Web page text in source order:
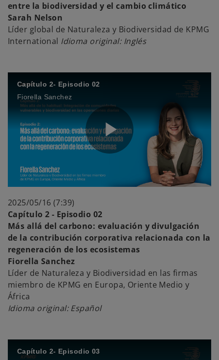
a
y
V
i
e
entre la biodiversidad y el cambio climático
Sarah Nelson
Líder global de Naturaleza y Biodiversidad de KPMG
International Idioma original: Inglés
Capítulo 2- Episodio 02
Fiorella Sanchez
P
a
y
V
2025/05/16 (7:39)
Capítulo 2 - Episodio 02
Más allá del carbono: evaluación y divulgación
de la contribución corporativa relacionada con la
regeneración de los ecosistemas
Fiorella Sanchez
Líder de Naturaleza y Biodiversidad en las firmas
miembro de KPMG en Europa, Oriente Medio y
África
Idioma original: Español
Capítulo 2- Episodio 03